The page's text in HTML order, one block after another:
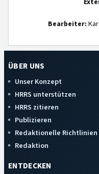
Bearbeiter:
ÜBER UNS
Unser Konzept
HRRS unterstützen
HRRS zitieren
Publizieren
Redaktionelle Richtlinien
Redaktion
ENTDECKEN